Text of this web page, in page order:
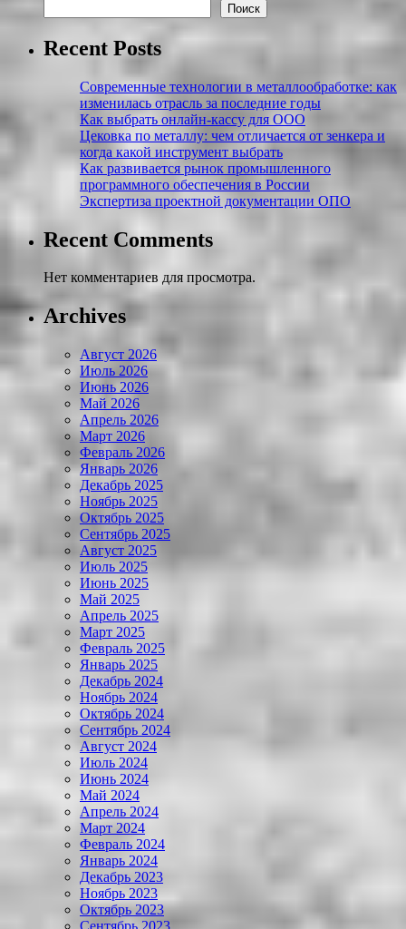
Поиск
Recent Posts
Современные технологии в металлообработке: как
изменилась отрасль за последние годы
Как выбрать онлайн-кассу для ООО
Цековка по металлу: чем отличается от зенкера и
когда какой инструмент выбрать
Как развивается рынок промышленного
программного обеспечения в России
Экспертиза проектной документации ОПО
Recent Comments
Нет комментариев для просмотра.
Archives
Август 2026
Июль 2026
Июнь 2026
Май 2026
Апрель 2026
Март 2026
Февраль 2026
Январь 2026
Декабрь 2025
Ноябрь 2025
Октябрь 2025
Сентябрь 2025
Август 2025
Июль 2025
Июнь 2025
Май 2025
Апрель 2025
Март 2025
Февраль 2025
Январь 2025
Декабрь 2024
Ноябрь 2024
Октябрь 2024
Сентябрь 2024
Август 2024
Июль 2024
Июнь 2024
Май 2024
Апрель 2024
Март 2024
Февраль 2024
Январь 2024
Декабрь 2023
Ноябрь 2023
Октябрь 2023